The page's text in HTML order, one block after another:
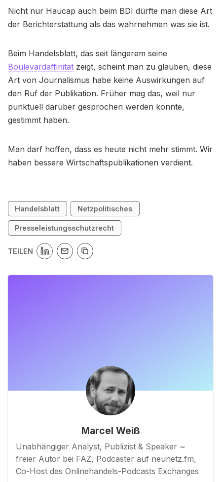
Nicht nur Haucap auch beim BDI dürfte man diese Art
der Berichterstattung als das wahrnehmen was sie ist.
Beim Handelsblatt, das seit längerem seine
Boulevardaffinität zeigt, scheint man zu glauben, diese
Art von Journalismus habe keine Auswirkungen auf
den Ruf der Publikation. Früher mag das, weil nur
punktuell darüber gesprochen werden konnte,
gestimmt haben.
Man darf hoffen, dass es heute nicht mehr stimmt. Wir
haben bessere Wirtschaftspublikationen verdient.
Handelsblatt Netzpolitisches
Presseleistungsschutzrecht
TEILEN
Marcel Weiß
Unabhängiger Analyst, Publizist & Speaker ~
freier Autor bei FAZ, Podcaster auf neunetz.fm,
Co-Host des Onlinehandels-Podcasts Exchanges